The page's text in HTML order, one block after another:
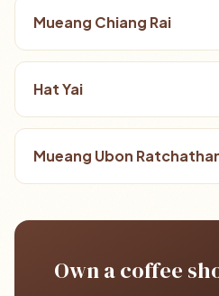
Mueang Chiang Rai
Hat Yai
Mueang Ubon
Own a coffee